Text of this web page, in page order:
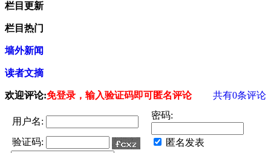
栏目更新
栏目热门
墙外新闻
读者文摘
欢迎评论:免登录，输入验证码即可匿名评论 共有0条评论
用户名:
密码:
验证码: 匿名发表